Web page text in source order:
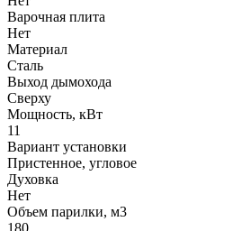
Варочная плита
Нет
Материал
Сталь
Выход дымохода
Сверху
Мощность, кВт
11
Вариант установки
Пристенное, угловое
Духовка
Нет
Объем парилки, м3